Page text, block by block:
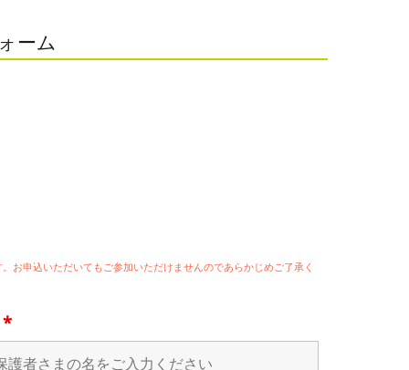
ーム
お申込いただいてもご参加いただけませんのであらかじめご了承く
*